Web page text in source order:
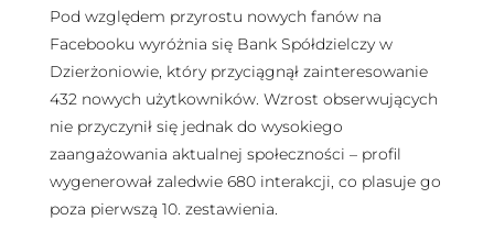
Pod względem przyrostu nowych fanów na
Facebooku wyróżnia się Bank Spółdzielczy w
Dzierżoniowie, który przyciągnął zainteresowanie
432 nowych użytkowników. Wzrost obserwujących
nie przyczynił się jednak do wysokiego
zaangażowania aktualnej społeczności – profil
wygenerował zaledwie 680 interakcji, co plasuje go
poza pierwszą 10. zestawienia.